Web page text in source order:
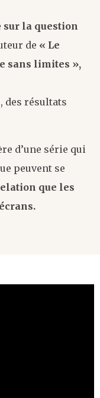
sur la question
de « Le
sans limites »,
des résultats
d’une série qui
peuvent se
que les